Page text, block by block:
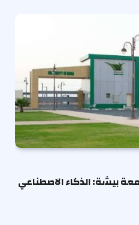
بيشة: الذكاء الاصطناعي